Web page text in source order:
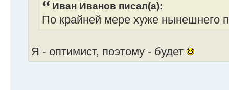
Иван Иванов писал(а):
По крайней мере хуже нынешнего
Я - оптимист, поэтому - будет